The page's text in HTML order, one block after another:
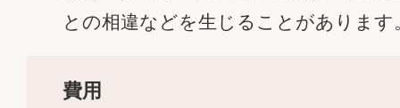
との相違などを生じることがあります
費用